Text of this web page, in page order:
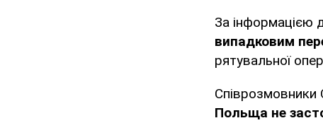
За інформацією
випадковим
рятувальної
Польща не